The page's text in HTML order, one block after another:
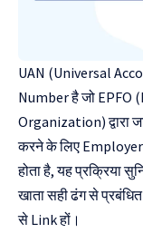
UAN (Universal
Numberहै जो EPFO
Organization) द्वारा
करने के लिए
होता है, यह प्रक्रिया
खाता सही ढंग से
से Link हों।